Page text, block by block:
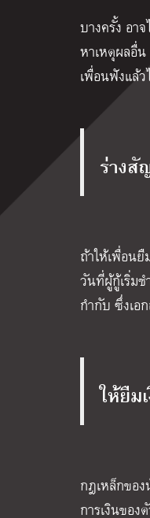
บางครั้ง อา
หาเหตุผลอื่
เพื่อนฟังแล้ว
ร่างสั
ถ้าให้เพื่อนยื
วันที่ผู้กู้เริ่มช
กำกับ ซึ่งเอ
ให้ยืม
กฎเหล็กขอ
การเงินของ